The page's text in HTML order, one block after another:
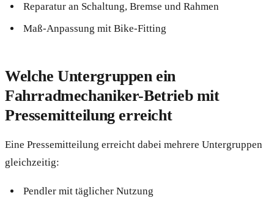
Reparatur an Schaltung, Bremse und Rahmen
Maß-Anpassung mit Bike-Fitting
Welche Untergruppen ein
Fahrradmechaniker-Betrieb mit
Pressemitteilung erreicht
Eine Pressemitteilung erreicht dabei mehrere Untergruppen
gleichzeitig:
Pendler mit täglicher Nutzung